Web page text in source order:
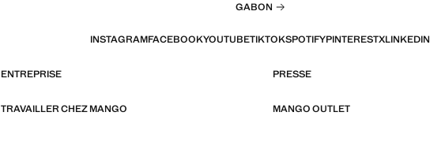
GABON
INSTAGRAMFACEBOOKYOUTUBETIKTOKSPOTIFYPINTERESTXLINKEDIN
ENTREPRISE PRESSE
TRAVAILLER CHEZ MANGO MANGO OUTLET